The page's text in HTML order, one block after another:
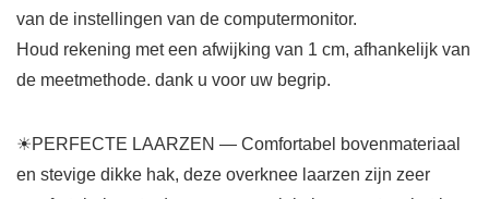
van de instellingen van de computermonitor.
Houd rekening met een afwijking van 1 cm, afhankelijk van
de meetmethode. dank u voor uw begrip.
☀PERFECTE LAARZEN — Comfortabel bovenmateriaal
en stevige dikke hak, deze overknee laarzen zijn zeer